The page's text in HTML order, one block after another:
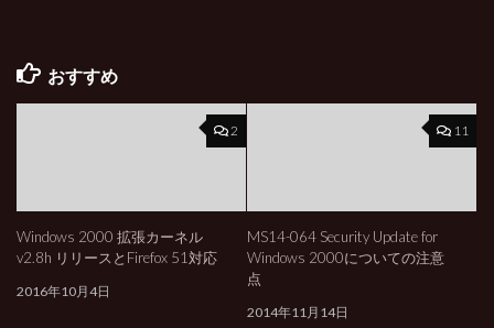
おすすめ
2
Windows 2000 拡張カーネル
v2.8h リリースとFirefox 51対応
2016年10月4日
11
MS14-064 Security Update for
Windows 2000についての注意
点
2014年11月14日